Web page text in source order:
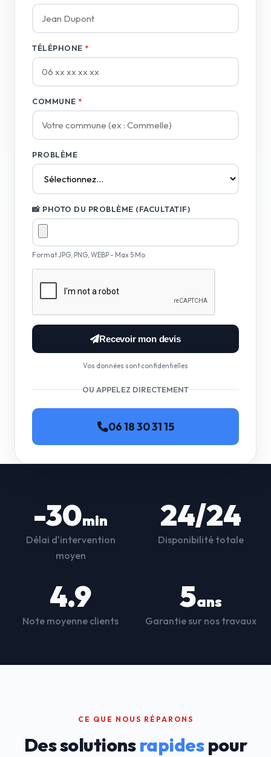
TÉLÉPHONE *
COMMUNE *
PROBLÈME
📸 PHOTO DU PROBLÈME (FACULTATIF)
Format JPG, PNG, WEBP - Max 5 Mo
Recevoir mon devis
Vos données sont confidentielles
OU APPELEZ DIRECTEMENT
06 18 30 31 15
-30min
Délai d'intervention
moyen
24/24
Disponibilité totale
4.9
Note moyenne clients
5ans
Garantie sur nos travaux
CE QUE NOUS RÉPARONS
Des solutionsrapidespour